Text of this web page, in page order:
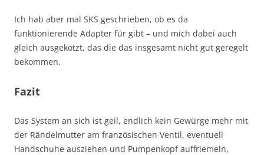
Ich hab aber mal SKS geschrieben, ob es da
funktionierende Adapter für gibt – und mich dabei auch
gleich ausgekotzt, das die das insgesamt nicht gut geregelt
bekommen.
Fazit
Das System an sich ist geil, endlich kein Gewürge mehr mit
der Rändelmutter am französischen Ventil, eventuell
Handschuhe ausziehen und Pumpenkopf auffriemeln,